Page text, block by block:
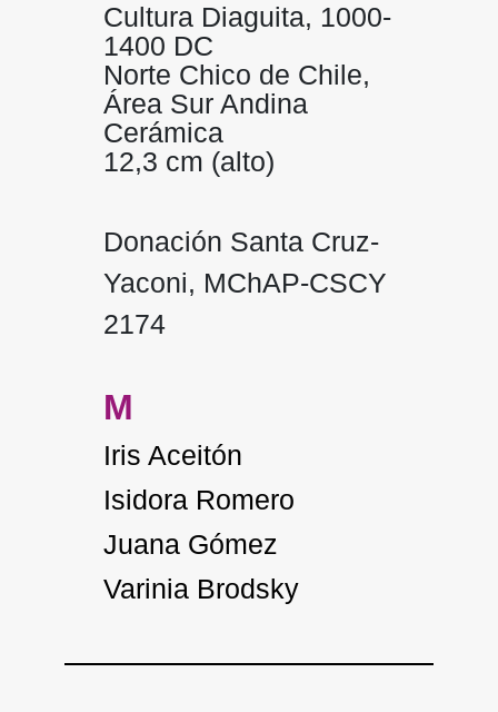
Cultura Diaguita, 1000-
1400 DC
Norte Chico de Chile,
Área Sur Andina
Cerámica
12,3 cm (alto)
Donación Santa Cruz-
Yaconi, MChAP-CSCY
2174
M
Iris Aceitón
Isidora Romero
Juana Gómez
Varinia Brodsky